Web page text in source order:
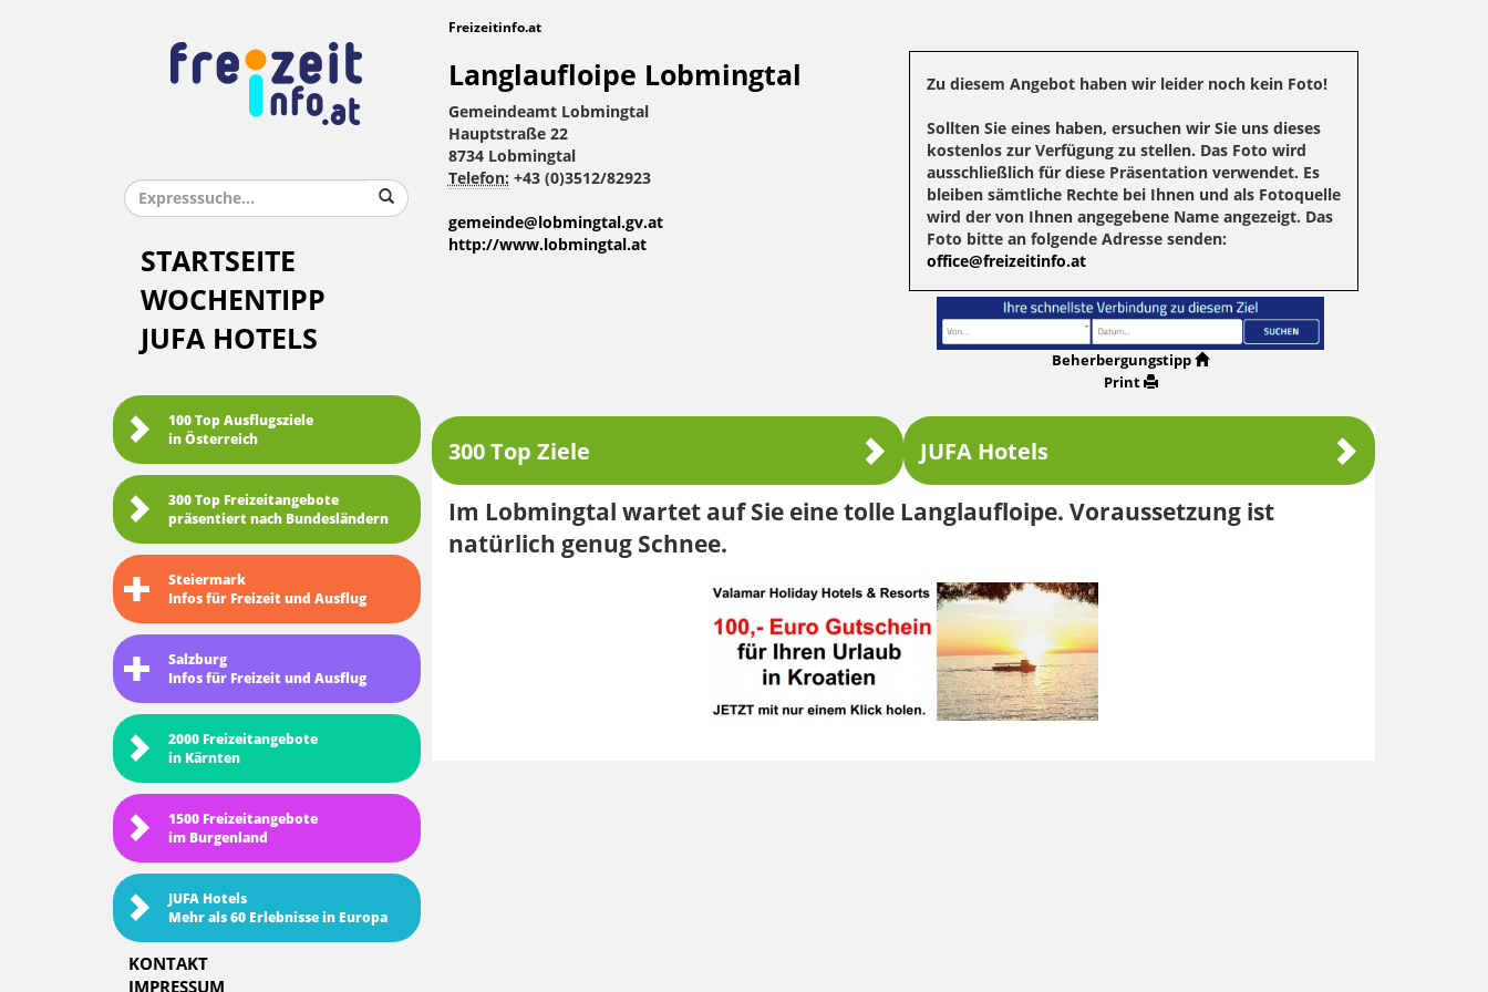
STARTSEITE
WOCHENTIPP
JUFA HOTELS
100 Top Ausflugsziele
in Österreich
300 Top Freizeitangebote
präsentiert nach Bundesländern
Steiermark
Infos für Freizeit und Ausflug
Salzburg
Infos für Freizeit und Ausflug
2000 Freizeitangebote
in Kärnten
1500 Freizeitangebote
im Burgenland
JUFA Hotels
Mehr als 60 Erlebnisse in Europa
KONTAKT
IMPRESSUM
Freizeitinfo.at
Langlaufloipe Lobmingtal
Gemeindeamt Lobmingtal
Hauptstraße 22
8734 Lobmingtal
Telefon: +43 (0)3512/82923
gemeinde@lobmingtal.gv.at
http://www.lobmingtal.at
Zu diesem Angebot haben wir leider noch kein Foto!
Sollten Sie eines haben, ersuchen wir Sie uns dieses
kostenlos zur Verfügung zu stellen. Das Foto wird
ausschließlich für diese Präsentation verwendet. Es
bleiben sämtliche Rechte bei Ihnen und als Fotoquelle
wird der von Ihnen angegebene Name angezeigt. Das
Foto bitte an folgende Adresse senden:
office@freizeitinfo.at
Beherbergungstipp
Print
300 Top Ziele JUFA Hotels
Im Lobmingtal wartet auf Sie eine tolle Langlaufloipe. Voraussetzung ist
natürlich genug Schnee.